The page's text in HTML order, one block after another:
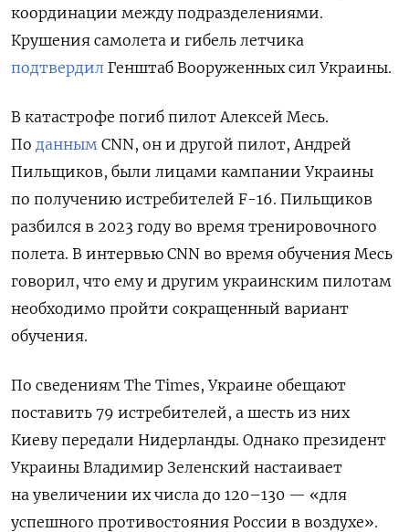
координации между подразделениями.
Крушения самолета и гибель летчика
подтвердил Генштаб Вооруженных сил Украины.
В катастрофе погиб пилот Алексей Месь.
По данным CNN, он и другой пилот, Андрей
Пильщиков, были лицами кампании Украины
по получению истребителей F-16. Пильщиков
разбился в 2023 году во время тренировочного
полета. В интервью CNN во время обучения Месь
говорил, что ему и другим украинским пилотам
необходимо пройти сокращенный вариант
обучения.
По сведениям The Times, Украине обещают
поставить 79 истребителей, а шесть из них
Киеву передали Нидерланды. Однако президент
Украины Владимир Зеленский настаивает
на увеличении их числа до 120–130 — «для
успешного противостояния России в воздухе».